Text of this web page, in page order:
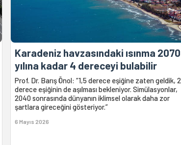
Karadeniz havzasındaki ısınma 2070
yılına kadar 4 dereceyi bulabilir
Prof. Dr. Barış Önol: “1,5 derece eşiğine zaten geldik, 2
derece eşiğinin de aşılması bekleniyor. Simülasyonlar,
2040 sonrasında dünyanın iklimsel olarak daha zor
şartlara gireceğini gösteriyor.”
6 Mayıs 2026